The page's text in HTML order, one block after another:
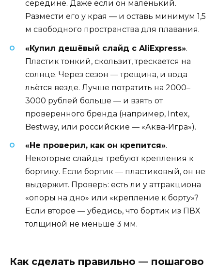
середине. Даже если он маленький.
Размести его у края — и оставь минимум 1,5
м свободного пространства для плавания.
«Купил дешёвый слайд с AliExpress».
Пластик тонкий, скользит, трескается на
солнце. Через сезон — трещина, и вода
льётся везде. Лучше потратить на 2000–
3000 рублей больше — и взять от
проверенного бренда (например, Intex,
Bestway, или российские — «Аква-Игра»).
«Не проверил, как он крепится».
Некоторые слайды требуют крепления к
бортику. Если бортик — пластиковый, он не
выдержит. Проверь: есть ли у аттракциона
«опоры на дно» или «крепление к борту»?
Если второе — убедись, что бортик из ПВХ
толщиной не меньше 3 мм.
Как сделать правильно — пошагово